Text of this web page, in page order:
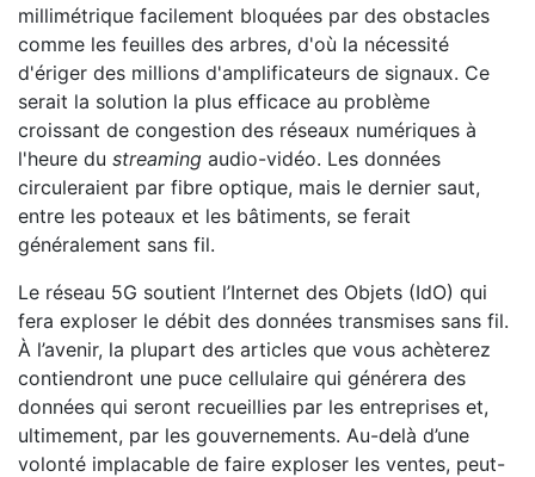
millimétrique facilement bloquées par des obstacles
comme les feuilles des arbres, d'où la nécessité
d'ériger des millions d'amplificateurs de signaux. Ce
serait la solution la plus efficace au problème
croissant de congestion des réseaux numériques à
l'heure du streaming audio-vidéo. Les données
circuleraient par fibre optique, mais le dernier saut,
entre les poteaux et les bâtiments, se ferait
généralement sans fil.
Le réseau 5G soutient l’Internet des Objets (IdO) qui
fera exploser le débit des données transmises sans fil.
À l’avenir, la plupart des articles que vous achèterez
contiendront une puce cellulaire qui générera des
données qui seront recueillies par les entreprises et,
ultimement, par les gouvernements. Au-delà d’une
volonté implacable de faire exploser les ventes, peut-